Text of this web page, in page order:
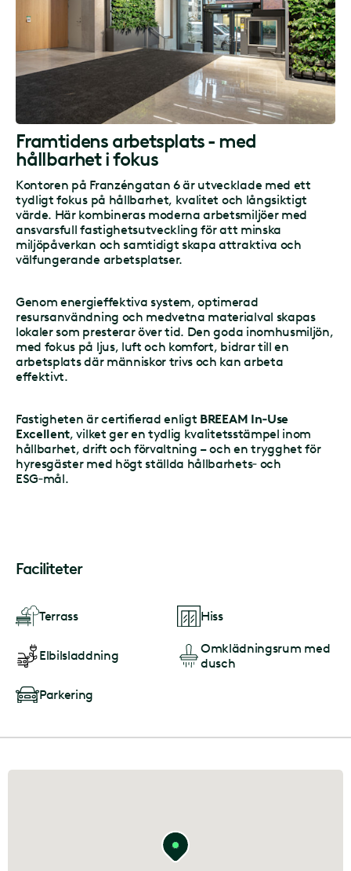
Framtidens arbetsplats - med
hållbarhet i fokus
Kontoren på Franzéngatan 6 är utvecklade med ett
tydligt fokus på hållbarhet, kvalitet och långsiktigt
värde. Här kombineras moderna arbetsmiljöer med
ansvarsfull fastighetsutveckling för att minska
miljöpåverkan och samtidigt skapa attraktiva och
välfungerande arbetsplatser.
Genom energieffektiva system, optimerad
resursanvändning och medvetna materialval skapas
lokaler som presterar över tid. Den goda inomhusmiljön,
med fokus på ljus, luft och komfort, bidrar till en
arbetsplats där människor trivs och kan arbeta
effektivt.
Fastigheten är certifierad enligt BREEAM In‑Use
Excellent, vilket ger en tydlig kvalitetsstämpel inom
hållbarhet, drift och förvaltning – och en trygghet för
hyresgäster med högt ställda hållbarhets‑ och
ESG‑mål.
Faciliteter
Terrass Hiss
Elbilsladdning
Omklädningsrum med
dusch
Parkering